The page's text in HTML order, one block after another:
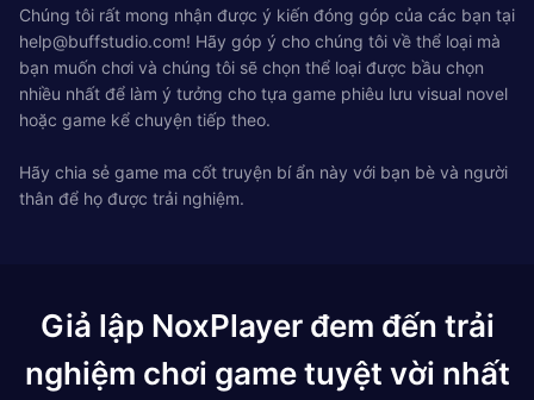
Chúng tôi rất mong nhận được ý kiến đóng góp của các bạn tại
help@buffstudio.com! Hãy góp ý cho chúng tôi về thể loại mà
bạn muốn chơi và chúng tôi sẽ chọn thể loại được bầu chọn
nhiều nhất để làm ý tưởng cho tựa game phiêu lưu visual novel
hoặc game kể chuyện tiếp theo.
Hãy chia sẻ game ma cốt truyện bí ẩn này với bạn bè và người
thân để họ được trải nghiệm.
Giả lập NoxPlayer đem đến trải
nghiệm chơi game tuyệt vời nhất